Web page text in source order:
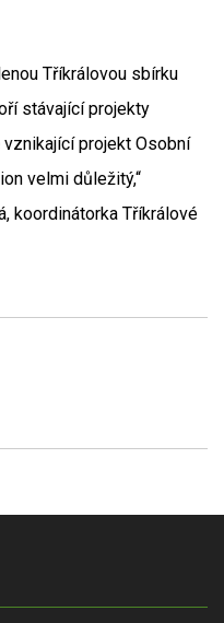
Tříkrálovou sbírku
stávající projekty
projekt Osobní
velmi důležitý,“
koordinátorka Tříkrálové